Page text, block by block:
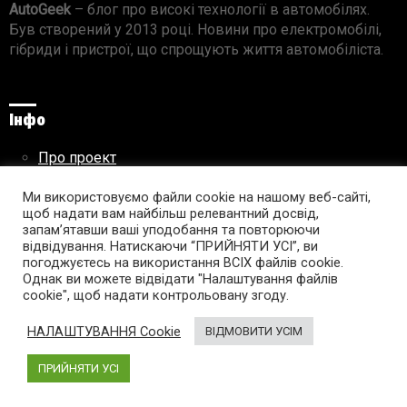
AutoGeek– блог про високі технології в автомобілях.
Був створений у 2013 році. Новини про електромобілі,
гібриди і пристрої, що спрощують життя автомобіліста.
Інфо
Про проект
Правила використання матеріалів
Підпишись на AutoGeek!
facebooktwitter instagramyoutube tumblr linkedin
Ми використовуємо файли cookie на нашому веб-сайті,
щоб надати вам найбільш релевантний досвід,
запам’ятавши ваші уподобання та повторюючи
відвідування. Натискаючи “ПРИЙНЯТИ УСІ”, ви
погоджуєтесь на використання ВСІХ файлів cookie.
Однак ви можете відвідати "Налаштування файлів
cookie", щоб надати контрольовану згоду.
НАЛАШТУВАННЯ Cookie ВІДМОВИТИ УСІМ
ПРИЙНЯТИ УСІ